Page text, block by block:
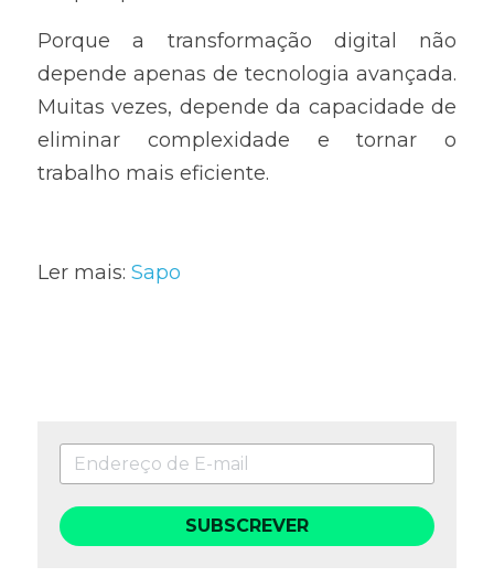
Porque a transformação digital não
depende apenas de tecnologia avançada.
Muitas vezes, depende da capacidade de
eliminar complexidade e tornar o
trabalho mais eficiente.
Ler mais: Sapo
SUBSCREVER